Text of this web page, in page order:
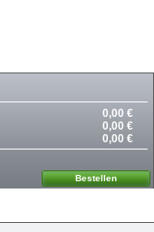
0,00 €
0,00 €
0,00 €
Bestellen